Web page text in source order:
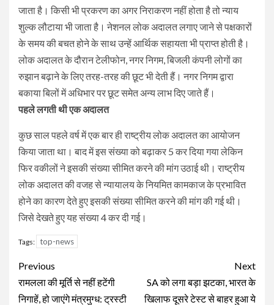
जाता है। किसी भी प्रकरण का अगर निराकरण नहीं होता है तो न्याय
शुल्क लौटाया भी जाता है। नेशनल लोक अदालत लगाए जाने से पक्षकारों
के समय की बचत होने के साथ उन्हें आर्थिक सहायता भी प्राप्त होती है।
लोक अदालत के दौरान टेलीफोन, नगर निगम, बिजली कंपनी लोगों का
रुझान बढ़ाने के लिए तरह-तरह की छूट भी देती हैं। नगर निगम द्वारा
बकाया बिलों में अधिभार पर छूट समेत अन्य लाभ दिए जाते हैं।
पहले लगती थी एक अदालत
कुछ साल पहले वर्ष में एक बार ही राष्ट्रीय लोक अदालत का आयोजन
किया जाता था। बाद में इस संख्या को बढ़ाकर 5 कर दिया गया लेकिन
फिर वकीलों ने इसकी संख्या सीमित करने की मांग उठाई थी। राष्ट्रीय
लोक अदालत की वजह से न्यायालय के नियमित कामकाज के प्रभावित
होने का कारण देते हुए इसकी संख्या सीमित करने की मांग की गई थी।
जिसे देखते हुए यह संख्या 4 कर दी गई।
Tags: top-news
Continue
Reading
Previous
रामलला की मूर्ति से नहीं हटेंगी
निगाहें, हो जाएंगे मंत्रमुग्ध: ट्रस्टी
Next
SA को लगा बड़ा झटका, भारत के
खिलाफ दूसरे टेस्ट से बाहर हुआ ये